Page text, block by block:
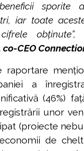
sporite
iar toate
obținute”,
CEO
raportare
a
(46%)
unor
(proiecte
de